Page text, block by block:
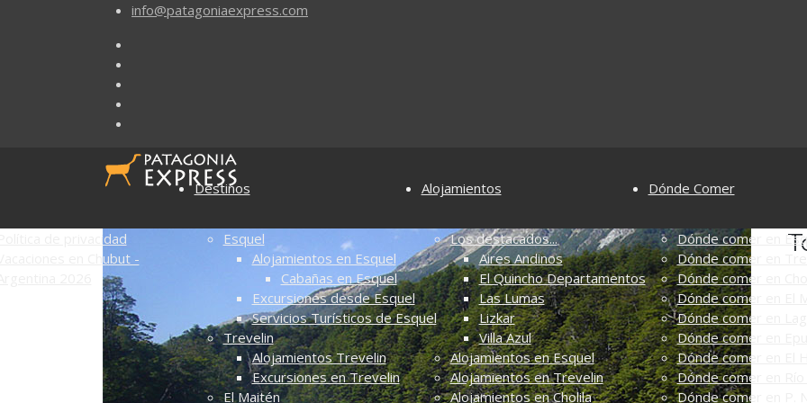
info@patagoniaexpress.com
de privacidad
en Chubut -
Destinos
Esquel
Alojamientos en Esquel
Cabañas en Esquel
Excursiones desde Esquel
Servicios Turísticos de Esquel
Trevelin
Alojamientos Trevelin
Excursiones en Trevelin
El Maitén
Alojamientos
Los destacados...
Aires Andinos
El Quincho Departamentos
Las Lumas
Lizkar
Villa Azul
Alojamientos en Esquel
Alojamientos en Trevelin
Alojamientos en Cholila
Dónde Comer
Dónde comer en
Dónde comer en
Dónde comer en
Dónde comer en El
Dónde comer en
Dónde comer en
Dónde comer en El
Dónde comer en Río
Dónde comer en P.